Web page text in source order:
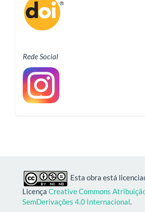
Rede Social
Esta obra está
Licença Creative Commons
SemDerivações 4.0 Internacional.